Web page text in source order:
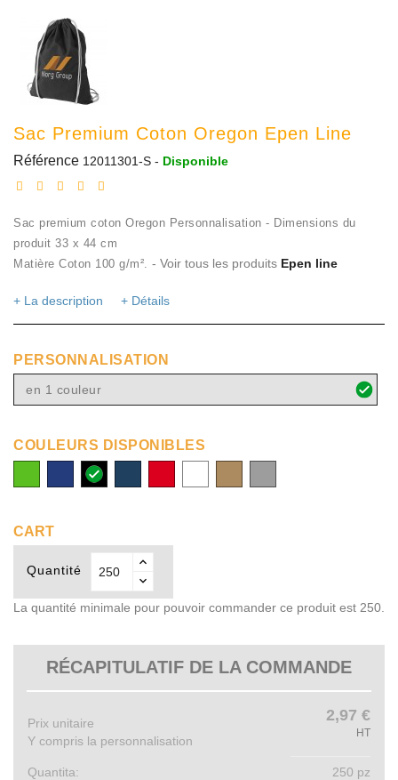
Sac Premium Coton Oregon Epen Line
Référence 12011301-S - Disponible
Sac premium coton Oregon Personnalisation - Dimensions du
produit 33 x 44 cm
Matière Coton 100 g/m². - Voir tous les produits Epen line
+ La description + Détails
PERSONNALISATION
en 1 couleur
COULEURS DISPONIBLES
vert
royal
noir
CART
Quantité
La quantité minimale pour pouvoir commander ce produit est 250.
RÉCAPITULATIF DE LA COMMANDE
Prix ​​unitaire
Y compris la personnalisation
2,97 €
HT
Quantita: 250 pz